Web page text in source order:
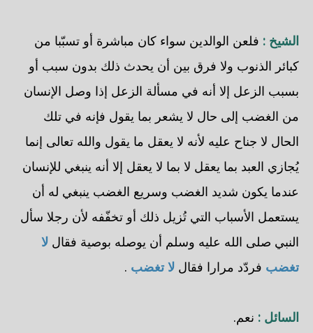
الشيخ : فلعن الوالدين سواء كان مباشرة أو تسبّبا من
كبائر الذنوب ولا فرق بين أن يحدث ذلك بدون سبب أو
بسبب الزعل إلا أنه في مسألة الزعل إذا وصل الإنسان
من الغضب إلى حال لا يشعر بما يقول فإنه في تلك
الحال لا جناح عليه لأنه لا يعقل ما يقول والله تعالى إنما
يُجازي العبد بما يعقل لا بما لا يعقل إلا أنه ينبغي للإنسان
عندما يكون شديد الغضب وسريع الغضب ينبغي له أن
يستعمل الأسباب التي تُزيل ذلك أو تخفّفه لأن رجلا سأل
النبي صلى الله عليه وسلم أن يوصله بوصية فقال لا
تغضب فردّد مرارا فقال لا تغضب .
السائل : نعم.